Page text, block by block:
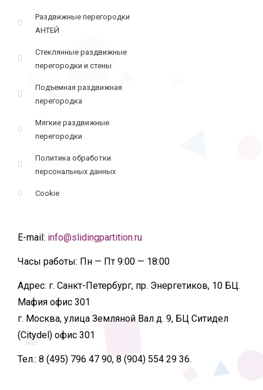
Раздвижные перегородки
АНТЕЙ
Стеклянные раздвижные
перегородки и стены
Подъемная раздвижная
перегородка
Мягкие раздвижные
перегородки
Политика обработки
персональных данных
Cookie
E-mail: info@slidingpartition.ru
Часы работы: Пн — Пт 9:00 — 18:00
Адрес: г. Санкт-Петербург, пр. Энергетиков, 10 БЦ.
Мафия офис 301
г. Москва, улица Земляной Вал д. 9, БЦ Ситидел
(Citydel) офис 301
Тел.: 8 (495) 796 47 90, 8 (904) 554 29 36.